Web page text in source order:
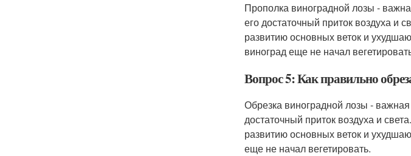
Прополка виноградной лозы -
его достаточный приток воздуха и
развитию основных веток и
виноград еще не начал
Вопрос 5: Как правильно
Обрезка виноградной лозы -
достаточный приток воздуха и
развитию основных веток и
еще не начал вегетировать.